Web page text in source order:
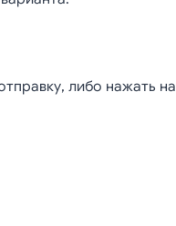
либо нажать на